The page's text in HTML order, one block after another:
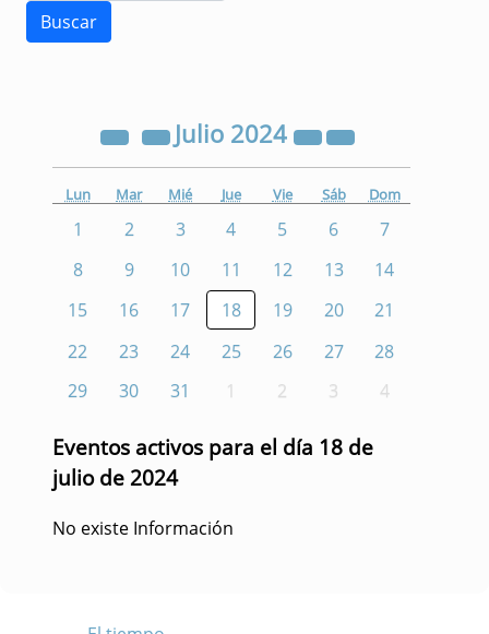
Julio 2024
Lun Mar Mié Jue Vie Sáb Dom
1 2 3 4 5 6
7
8
9 10 11 12 13
14
15
16 17 18 19 20
21
22
23 24 25 26 27
28
29
30 31 1 2 3 4
Eventos activos para el día 18 de
julio de 2024
No existe Información